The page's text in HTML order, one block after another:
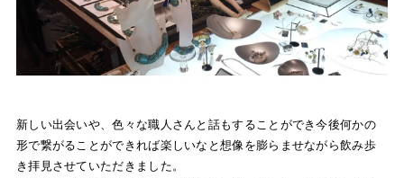
新しい出会いや、色々な職人さんと話もすることができ今後何かの
形で繋がることができれば楽しいなと想像を膨らませながら飲み歩
き拝見させていただきました。